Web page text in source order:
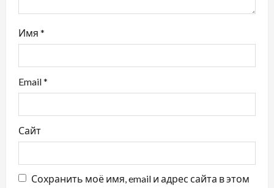
с
я
м
Имя *
Email*
Сайт
Сохранить моё имя, email и адрес сайта в этом